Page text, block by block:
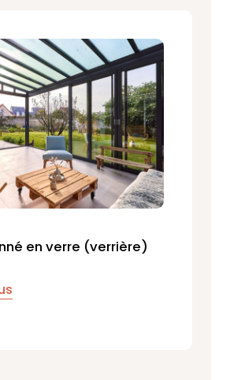
en verre (verrière)